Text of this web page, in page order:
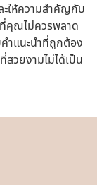
ให้ความสำคัญกับ
คุณไม่ควรพลาด
ำแนะนำที่ถูกต้อง
วยงามไม่ได้เป็น